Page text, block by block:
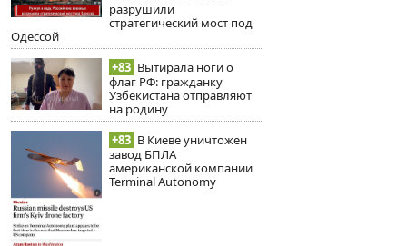
разрушили
стратегический мост под
Одессой
+83 Вытирала ноги о
флаг РФ: гражданку
Узбекистана отправляют
на родину
+83 В Киеве уничтожен
завод БПЛА
американской компании
Terminal Autonomy